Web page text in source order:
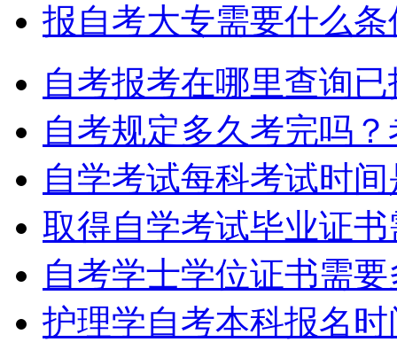
报自考大专需要什么条
自考报考在哪里查询
自考规定多久考完吗
自学考试每科考试时
取得自学考试毕业证
自考学士学位证书需
护理学自考本科报名